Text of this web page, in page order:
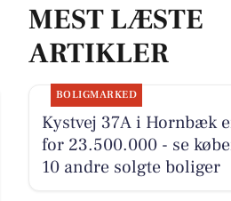
MEST LÆSTE
ARTIKLER
BOLIGMARKED
Kystvej 37A i Hornbæk
for 23.500.000 - se
10 andre solgte boliger